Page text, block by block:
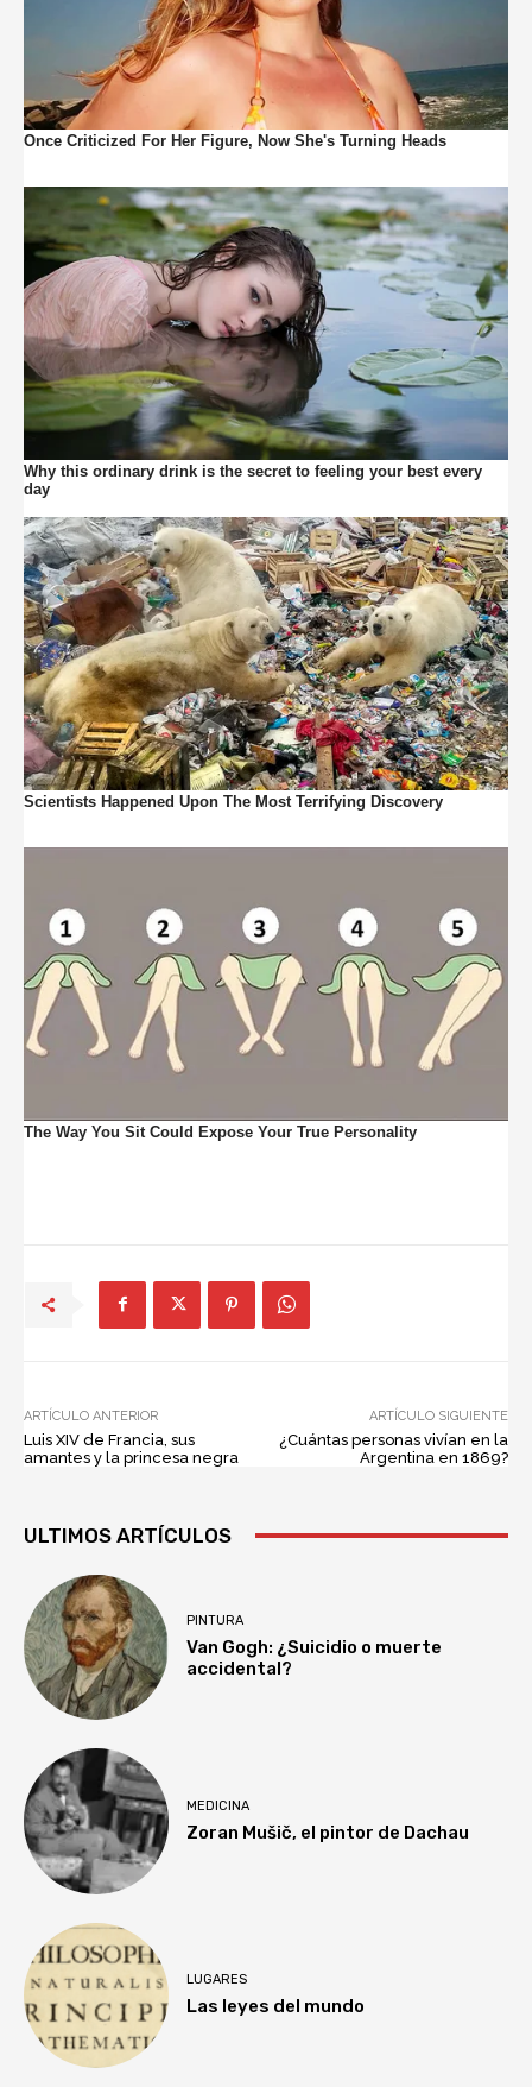
ARTÍCULO ANTERIOR
Luis XIV de Francia, sus
amantes y la princesa negra
ARTÍCULO SIGUIENTE
¿Cuántas personas vivían en la
Argentina en 1869?
ULTIMOS ARTÍCULOS
PINTURA
Van Gogh: ¿Suicidio o muerte
accidental?
MEDICINA
Zoran Mušič, el pintor de Dachau
LUGARES
Las leyes del mundo